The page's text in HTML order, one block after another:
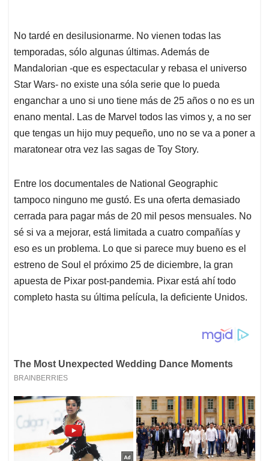
No tardé en desilusionarme. No vienen todas las
temporadas, sólo algunas últimas. Además de
Mandalorian -que es espectacular y rebasa el universo
Star Wars- no existe una sóla serie que lo pueda
enganchar a uno si uno tiene más de 25 años o no es un
enano mental. Las de Marvel todos las vimos y, a no ser
que tengas un hijo muy pequeño, uno no se va a poner a
maratonear otra vez las sagas de Toy Story.
Entre los documentales de National Geographic
tampoco ninguno me gustó. Es una oferta demasiado
cerrada para pagar más de 20 mil pesos mensuales. No
sé si va a mejorar, está limitada a cuatro compañías y
eso es un problema. Lo que si parece muy bueno es el
estreno de Soul el próximo 25 de diciembre, la gran
apuesta de Pixar post-pandemia. Pixar está ahí todo
completo hasta su última película, la deficiente Unidos.